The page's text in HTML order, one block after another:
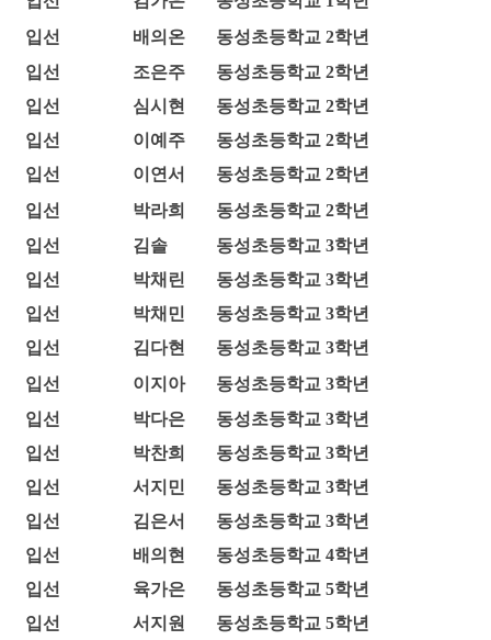
입선
배의온
동성초등학교 2학년
입선
조은주
동성초등학교 2학년
입선
심시현
동성초등학교 2학년
입선
이예주
동성초등학교 2학년
입선
이연서
동성초등학교 2학년
입선
박라희
동성초등학교 2학년
입선
김솔
동성초등학교 3학년
입선
박채린
동성초등학교 3학년
입선
박채민
동성초등학교 3학년
입선
김다현
동성초등학교 3학년
입선
이지아
동성초등학교 3학년
입선
박다은
동성초등학교 3학년
입선
박찬희
동성초등학교 3학년
입선
서지민
동성초등학교 3학년
입선
김은서
동성초등학교 3학년
입선
배의현
동성초등학교 4학년
입선
육가은
동성초등학교 5학년
입선
서지원
동성초등학교 5학년